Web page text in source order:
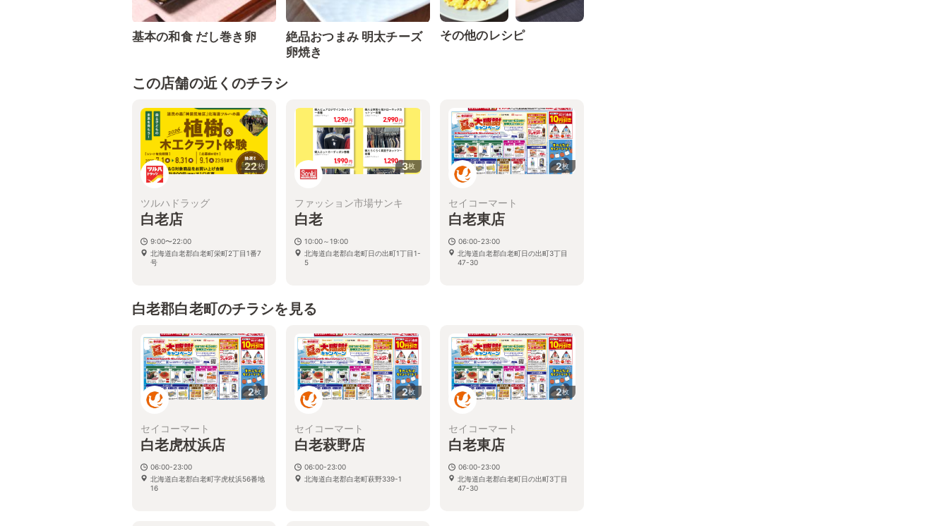
基本の和食 だし巻き卵
絶品おつまみ 明太チーズ
卵焼き
その他のレシピ
この店舗の近くのチラシ
22枚
ツルハドラッグ
白老店
9:00〜22:00
北海道白老郡白老町栄町2丁目1番7
号
3枚
ファッション市場サンキ
白老
10:00～19:00
北海道白老郡白老町日の出町1丁目1-
5
2枚
セイコーマート
白老東店
06:00-23:00
北海道白老郡白老町日の出町3丁目
47-30
白老郡白老町のチラシを見る
2枚
セイコーマート
白老虎杖浜店
06:00-23:00
北海道白老郡白老町字虎杖浜56番地
16
2枚
セイコーマート
白老萩野店
06:00-23:00
北海道白老郡白老町萩野339-1
2枚
セイコーマート
白老東店
06:00-23:00
北海道白老郡白老町日の出町3丁目
47-30